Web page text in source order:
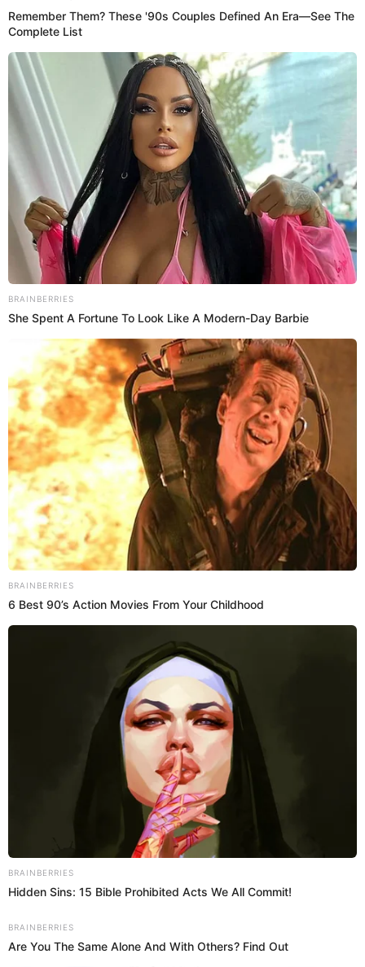
El misterioso caso del ingeniero peruano que se
citó con mujer casada de Tinder y desapareció
sin dejar rastro
Felipe Gómez entró a un edificio en La Molina y nunca volvió a salir.
Tres años después, su familia pide justicia y las pistas apuntan al
esposo de una mujer casada.
Flavia Paredes
Desaparecido
27 Ago 2025 | 17:23 h
El dramático pedido para no dejar de buscar a
alpinista atrapada a 7.000 metros de altura: su
hijo clama ayuda
"¡Salven a mi madre!", dijo el hijo de la alpinisa rusa que sigue
atrapada en la montaña más alta de Kirguistán. Autoridades han
detenido su búsqueda por dificultades climáticas.
Flavia Paredes
Desaparecido